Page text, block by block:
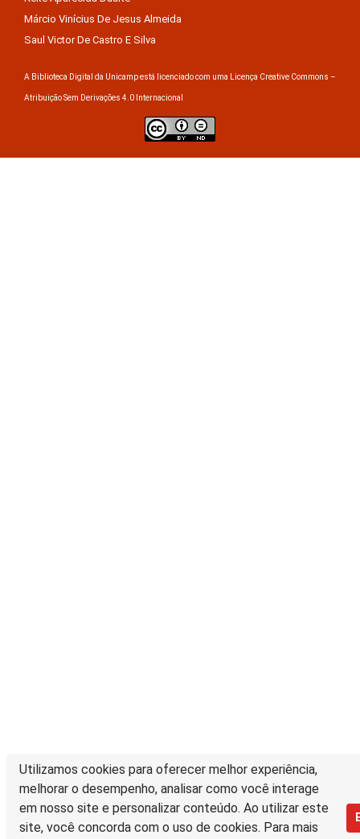
Utilizamos cookies para oferecer melhor experiência,
melhorar o desempenho, analisar como você interage
em nosso site e personalizar conteúdo. Ao utilizar este
site, você concorda com o uso de cookies. Para mais
Márcio Vinícius De Jesus Almeida
Saul Victor De Castro E Silva
A Biblioteca Digital da Unicamp está licenciado com uma Licença Creative Commons –
Atribuição Sem Derivações 4.0 Internacional